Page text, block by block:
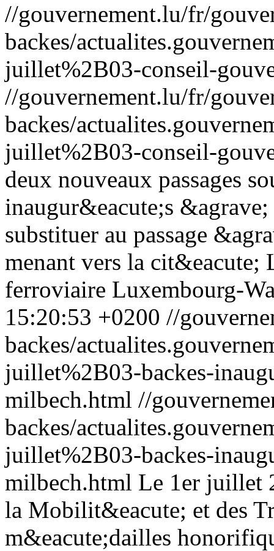
//gouvernement.lu/fr/
backes/
juillet%2B03-conseil-
//gouvernement.lu/fr/
backes/
juillet%2B03-conseil-
deux nouveaux passages
inaugur&eacute;s
substituer au passage
menant vers la cit&eacute;
ferroviaire Luxembourg-
15:20:53 +0200 //
backes/
juillet%2B03-backes-
milbech.html //
backes/
juillet%2B03-backes-
milbech.html Le 1er juillet
la Mobilit&eacute; et des
m&eacute;dailles